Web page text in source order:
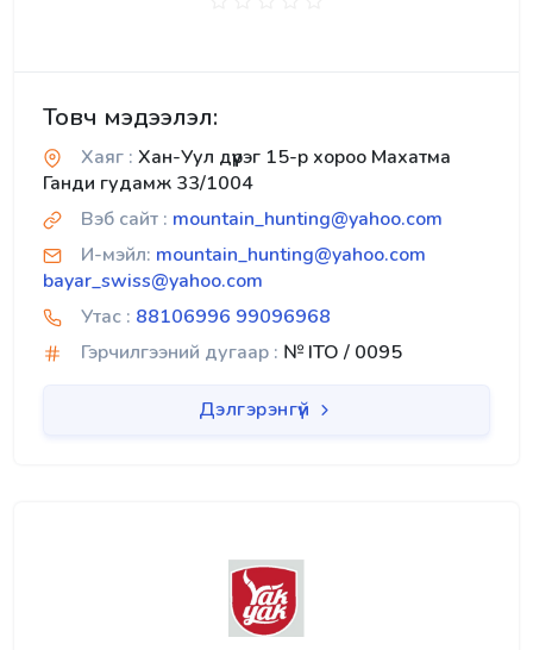
Товч мэдээлэл:
Хаяг : Хан-Уул дүүрэг 15-р хороо Махатма
Ганди гудамж 33/1004
Вэб сайт : mountain_hunting@yahoo.com
И-мэйл: mountain_hunting@yahoo.com
bayar_swiss@yahoo.com
Утас : 88106996 99096968
Гэрчилгээний дугаар : № ITO / 0095
Дэлгэрэнгүй